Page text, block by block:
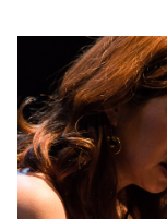
性と愛
ゲーム